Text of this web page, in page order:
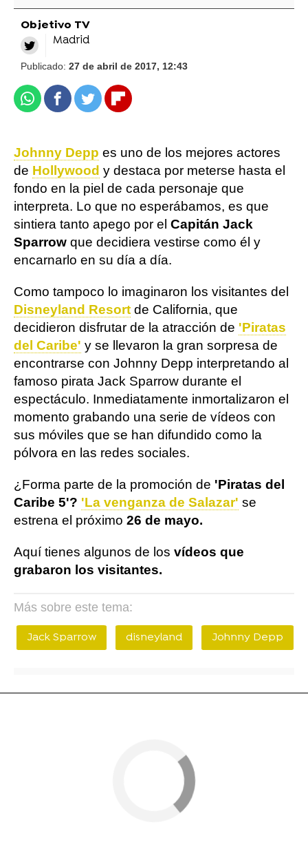
Objetivo TV
Madrid
Publicado: 27 de abril de 2017, 12:43
WhatsappFacebook
TwitterFlipboard
Johnny Depp es uno de los mejores actores
de Hollywood y destaca por meterse hasta el
fondo en la piel de cada personaje que
interpreta. Lo que no esperábamos, es que
sintiera tanto apego por el Capitán Jack
Sparrow que decidiera vestirse como él y
encarnarlo en su día a día.
Como tampoco lo imaginaron los visitantes del
Disneyland Resort de California, que
decidieron disfrutar de la atracción de 'Piratas
del Caribe' y se llevaron la gran sorpresa de
encontrarse con Johnny Depp interpretando al
famoso pirata Jack Sparrow durante el
espectáculo. Inmediatamente inmortalizaron el
momento grabando una serie de vídeos con
sus móviles que se han difundido como la
pólvora en las redes sociales.
¿Forma parte de la promoción de 'Piratas del
Caribe 5'? 'La venganza de Salazar' se
estrena el próximo 26 de mayo.
Aquí tienes algunos de los vídeos que
grabaron los visitantes.
Más sobre este tema:
Jack Sparrow disneyland Johnny Depp